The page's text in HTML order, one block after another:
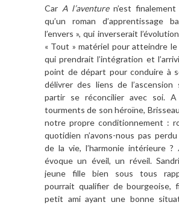
Car A l’aventuren’est finalement
qu’un roman d’apprentissage
l’envers », qui inverserait
« Tout » matériel pour atteindre le
qui prendrait l’intégration et
point de départ pour conduire à
délivrer des liens de l’ascension
partir se réconcilier avec soi.
tourments de son héroïne,
notre propre conditionnement :
quotidien n’avons-nous pas
de la vie, l’harmonie intérieure ?
évoque un éveil, un réveil.
jeune fille bien sous tous
pourrait qualifier de bourgeoise,
petit ami ayant une bonne